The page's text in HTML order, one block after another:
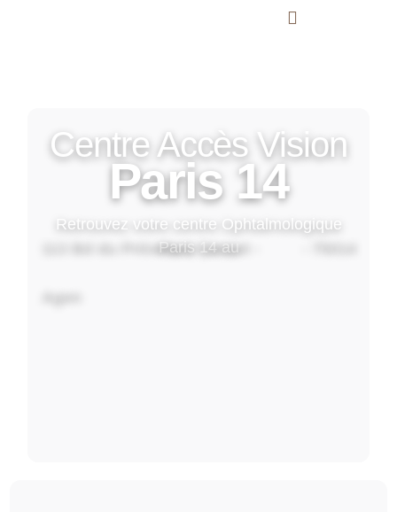
Centre Accès Vision
Paris 14
Retrouvez votre centre Ophtalmologique
Paris 14 au
113 Bd du Président Carnot -
Agen